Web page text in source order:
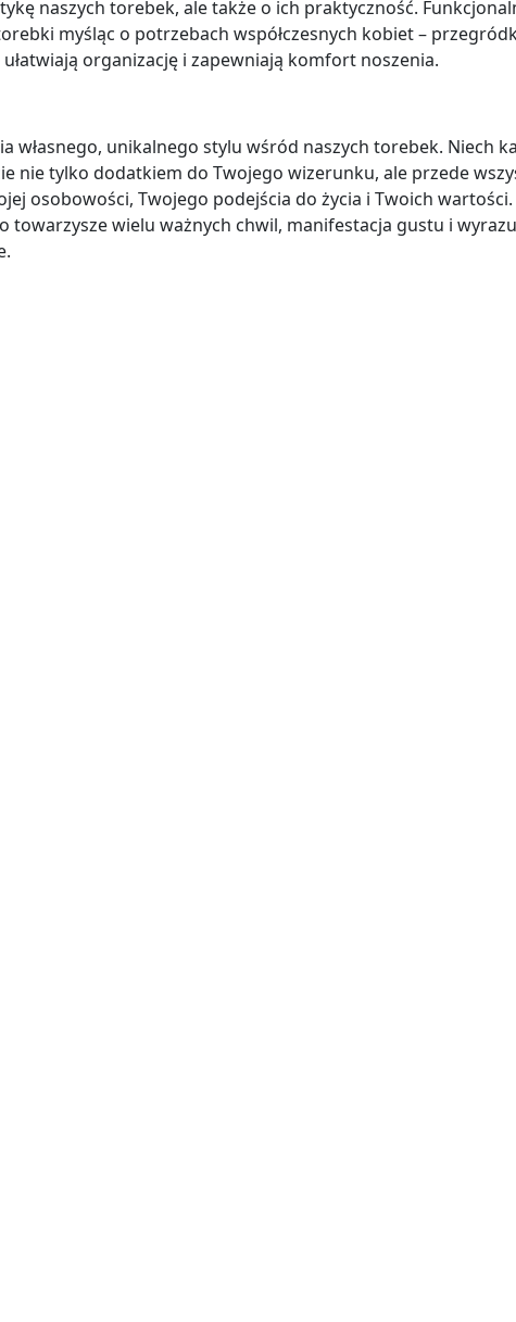
naszych torebek, ale także o ich praktyczność.
myśląc o potrzebach współczesnych kobiet –
organizację i zapewniają komfort noszenia.
własnego, unikalnego stylu wśród naszych torebek. Niech
nie tylko dodatkiem do Twojego wizerunku, ale przede
osobowości, Twojego podejścia do życia i Twoich
towarzysze wielu ważnych chwil, manifestacja gustu i